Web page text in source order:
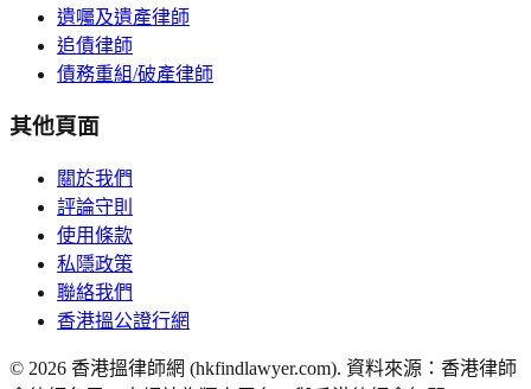
遺囑及遺產律師
追債律師
債務重組/破產律師
其他頁面
關於我們
評論守則
使用條款
私隱政策
聯絡我們
香港搵公證行網
© 2026 香港搵律師網 (hkfindlawyer.com). 資料來源：香港律師